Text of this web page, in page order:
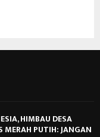
HIMBAU DESA
MERAH PUTIH: JANGAN